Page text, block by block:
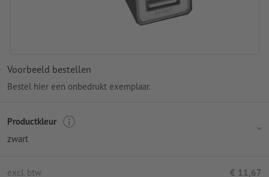
Voorbeeld bestellen
Bestel hier een onbedrukt exemplaar.
Productkleur
zwart
excl. btw € 11,67